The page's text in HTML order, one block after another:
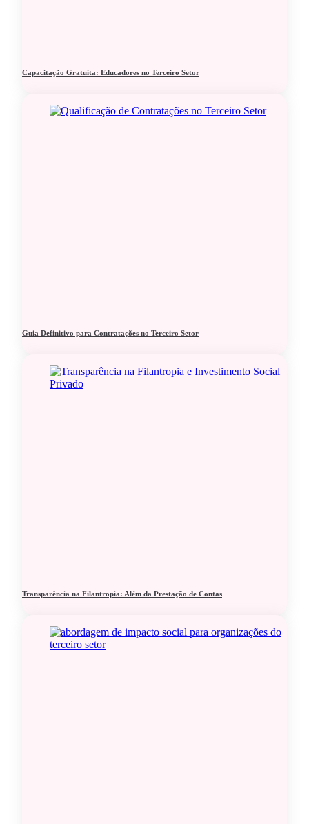
Capacitação Gratuita: Educadores no Terceiro Setor
Guia Definitivo para Contratações no Terceiro Setor
Transparência na Filantropia: Além da Prestação de Contas